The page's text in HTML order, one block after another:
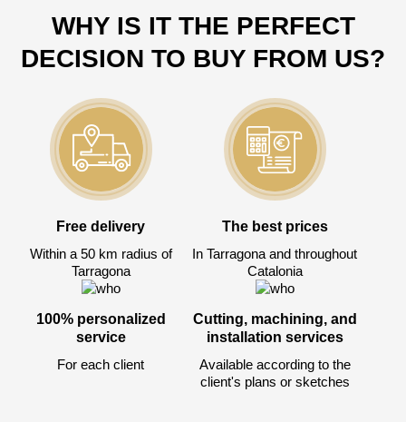
WHY IS IT THE PERFECT
DECISION TO BUY FROM US?
Free delivery
Within a 50 km radius of
Tarragona
The best prices
In Tarragona and throughout
Catalonia
100% personalized
service
For each client
Cutting, machining, and
installation services
Available according to the
client's plans or sketches